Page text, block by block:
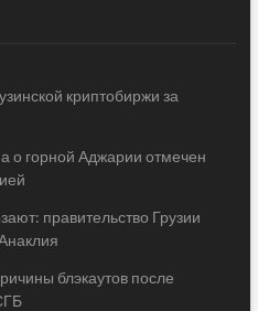
криптобиржи за
о горной Аджарии отмечен
правительство Грузии
блэкаутов после